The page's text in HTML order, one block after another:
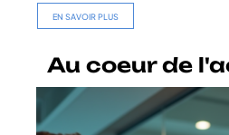
EN SAVOIR PLUS
Au coeur de